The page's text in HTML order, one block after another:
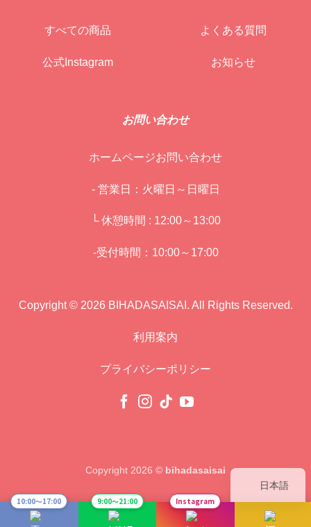
すべての商品
公式Instagram
よくある質問
お知らせ
お問い合わせ
ホームページお問い合わせ
- 営業日：火曜日～日曜日
└ 休憩時間 : 12:00～13:00
-受付時間：10:00～17:00
Copyright © 2026 BIHADASAISAI. All Rights Reserved.
利用案内
プライバシーポリシー
Copyright 2026 © bihadasaisai
10:00〜17:00 9:00〜21:00 Instagram
日本語